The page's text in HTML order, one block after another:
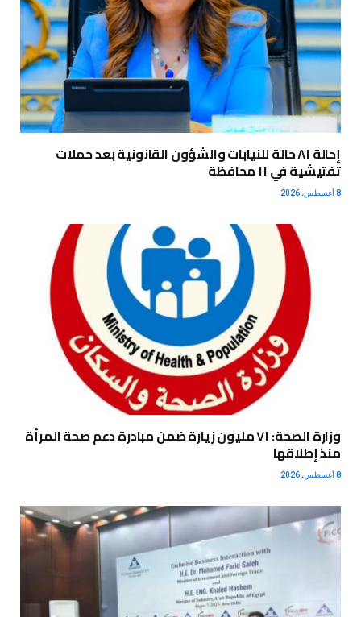
إحالة ٨١ حالة للنيابات والشؤون القانونية بعد حملات
تفتيشية في ١١ محافظة
8 أغسطس، 2026
وزارة الصحة: ٧١ مليون زيارة ضمن مبادرة دعم صحة المرأة
منذ إطلاقها
8 أغسطس، 2026